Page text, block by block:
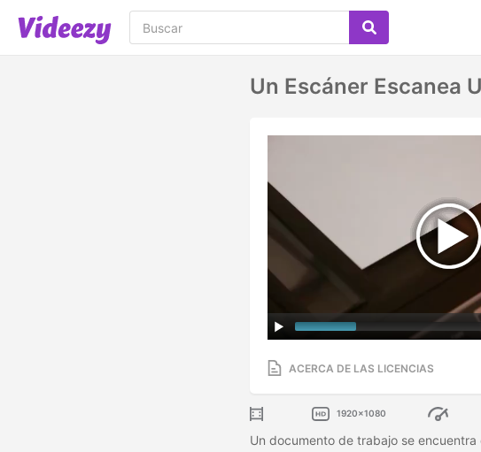
Un Escáner Escanea
ACERCA DE LAS LICENCIAS
1920x1080
Un documento de trabajo se